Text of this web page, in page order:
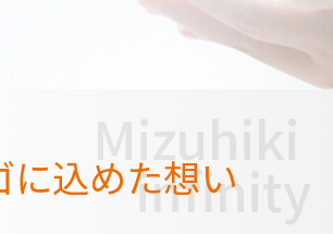
infinity
に込めた想い